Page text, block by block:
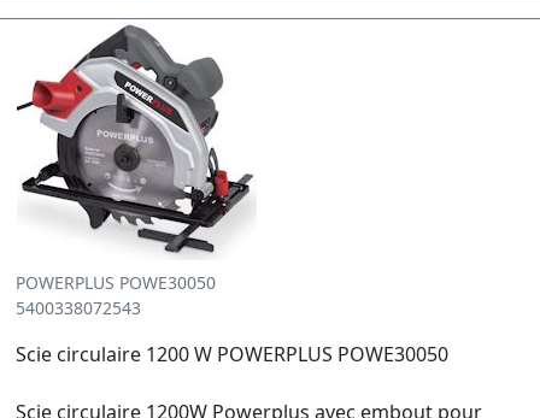
POWERPLUS POWE30050
5400338072543
Scie circulaire 1200 W POWERPLUS POWE30050
Scie circulaire 1200W Powerplus avec embout pour